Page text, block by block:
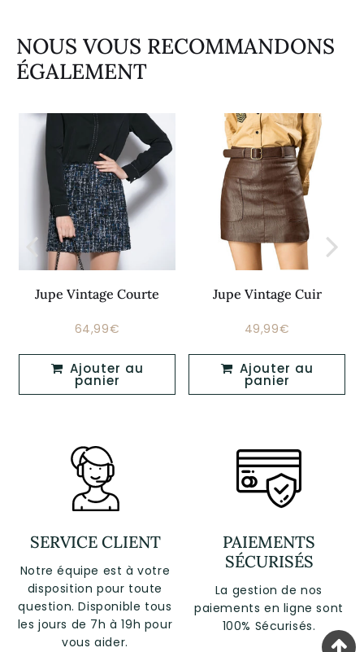
NOUS VOUS RECOMMANDONS
ÉGALEMENT
Jupe Vintage Courte
Prix
64,99€
panier
Jupe Vintage Cuir
Prix
49,99€
panier
SERVICE CLIENT
Notre équipe est à votre
disposition pour toute
question. Disponible tous
les jours de 7h à 19h pour
vous aider.
PAIEMENTS
SÉCURISÉS
La gestion de nos
paiements en ligne sont
100% Sécurisés.